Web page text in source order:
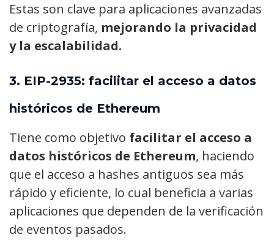
Estas son clave para aplicaciones avanzadas
de criptografía, mejorando la privacidad
y la escalabilidad.
3. EIP-2935: facilitar el acceso a datos
históricos de Ethereum
Tiene como objetivo facilitar el acceso a
datos históricos de Ethereum, haciendo
que el acceso a hashes antiguos sea más
rápido y eficiente, lo cual beneficia a varias
aplicaciones que dependen de la verificación
de eventos pasados.